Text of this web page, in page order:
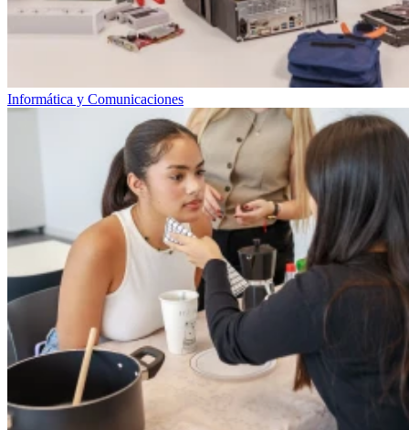
Informática y Comunicaciones